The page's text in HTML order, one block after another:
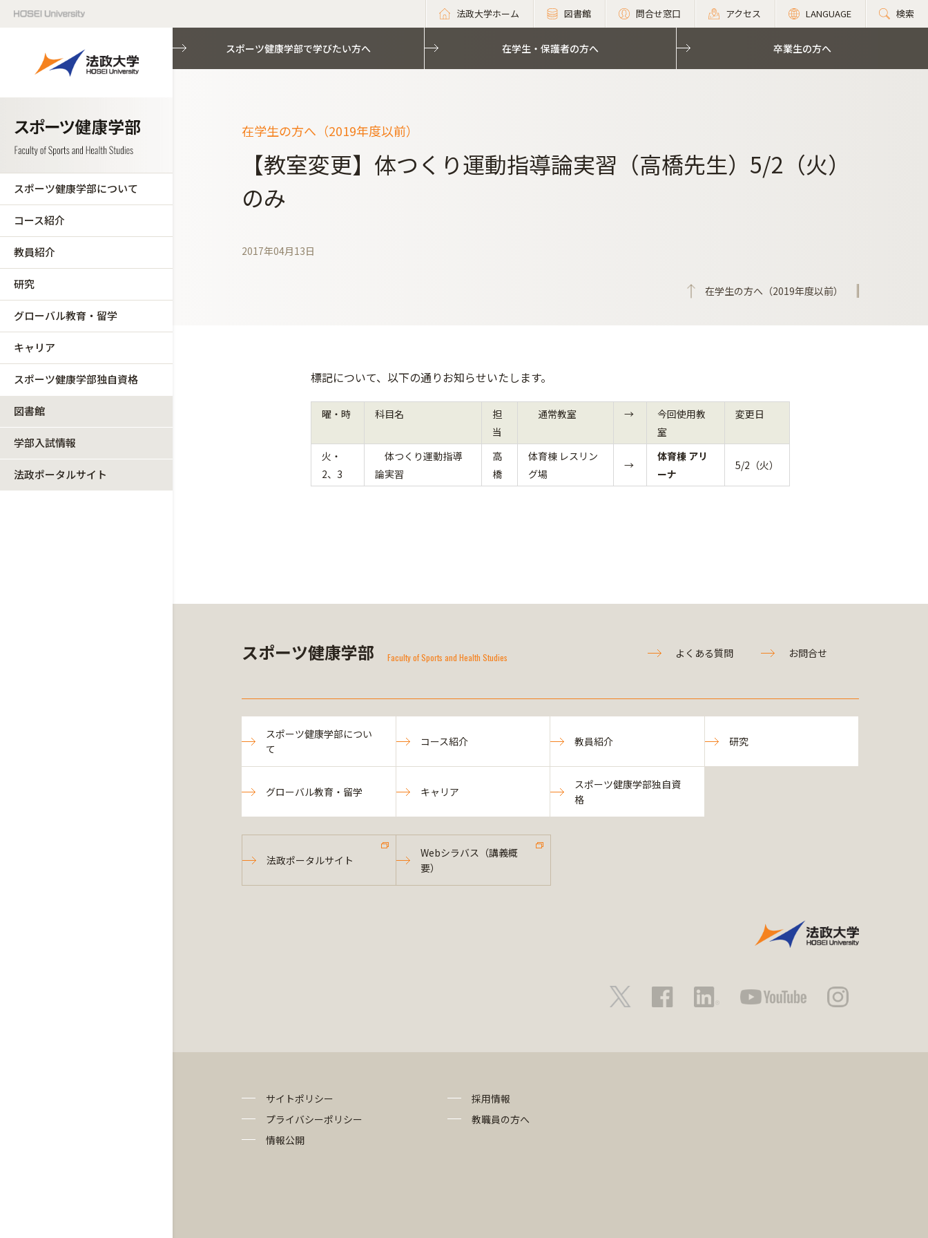
法政大学ホーム 図書館 問合せ窓口 アクセス LANGUAGE 検索
スポーツ健康学部について
コース紹介
教員紹介
研究
グローバル教育・留学
キャリア
スポーツ健康学部独自資格
図書館
学部入試情報
法政ポータルサイト
スポーツ健康学部で学びたい方へ 在学生・保護者の方へ 卒業生の方へ
在学生の方へ（2019年度以前）
【教室変更】体つくり運動指導論実習（高橋先生）5/2（火）
のみ
2017年04月13日
在学生の方へ（2019年度以前）
標記について、以下の通りお知らせいたします。
曜・時 科目名
担
当
通常教室 →
今回使用教
室
変更日
火・
2、3
体つくり運動指導
論実習
高
橋
体育棟 レスリン
グ場
→
体育棟 アリ
ーナ
5/2（火）
スポーツ健康学部 Faculty of Sports and Health Studies よくある質問 お問合せ
スポーツ健康学部につい
て
コース紹介 教員紹介 研究
グローバル教育・留学 キャリア
スポーツ健康学部独自資
格
法政ポータルサイト
Webシラバス（講義概
要）
サイトポリシー
プライバシーポリシー
情報公開
採用情報
教職員の方へ